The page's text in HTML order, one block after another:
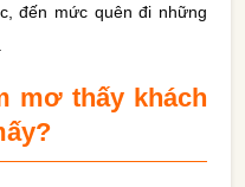
đến mức quên đi những
mơ thấy khách